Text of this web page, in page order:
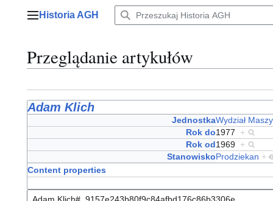
Menu główne
Historia AGH
Przeglądanie artykułów
Adam Klich
JednostkaWydział
Rok do1977
+
Rok od1969 +
StanowiskoProdziekan +
Content properties